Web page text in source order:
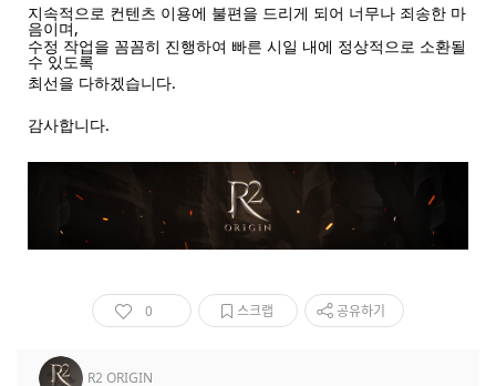
지속적으로 컨텐츠 이용에 불편을 드리게 되어 너무나 죄송한 마
음이며,
수정 작업을 꼼꼼히 진행하여 빠른 시일 내에 정상적으로 소환될
수 있도록
최선을 다하겠습니다.
감사합니다.
0 스크랩 공유하기
R2 ORIGIN